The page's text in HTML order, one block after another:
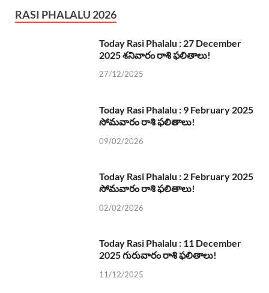
RASI PHALALU 2026
Today Rasi Phalalu : 27 December
2025 శనివారం రాశి ఫలితాలు!
27/12/2025
Today Rasi Phalalu : 9 February 2025
సోమవారం రాశి ఫలితాలు!
09/02/2026
Today Rasi Phalalu : 2 February 2025
సోమవారం రాశి ఫలితాలు!
02/02/2026
Today Rasi Phalalu : 11 December
2025 గురువారం రాశి ఫలితాలు!
11/12/2025